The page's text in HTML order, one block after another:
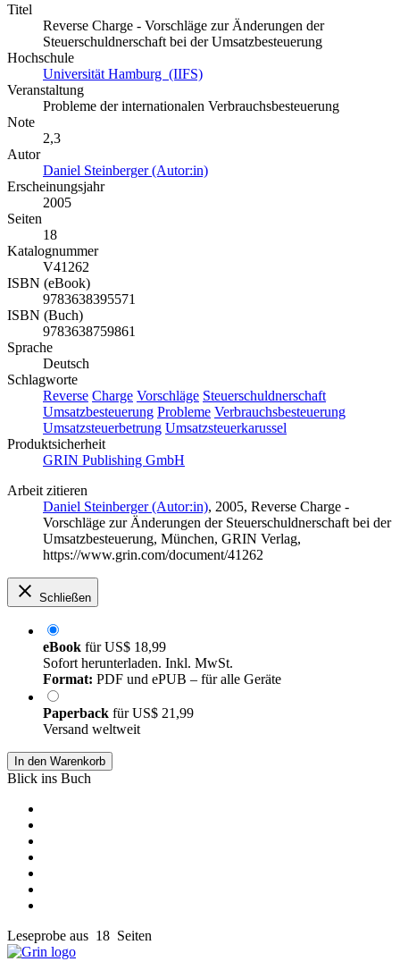
Titel
Reverse Charge - Vorschläge zur Änderungen der
Steuerschuldnerschaft bei der Umsatzbesteuerung
Hochschule
Universität Hamburg (IIFS)
Veranstaltung
Probleme der internationalen Verbrauchsbesteuerung
Note
2,3
Autor
Daniel Steinberger (Autor:in)
Erscheinungsjahr
2005
Seiten
18
Katalognummer
V41262
ISBN (eBook)
9783638395571
ISBN (Buch)
9783638759861
Sprache
Deutsch
Schlagworte
Reverse Charge Vorschläge Steuerschuldnerschaft
Umsatzbesteuerung Probleme Verbrauchsbesteuerung
Umsatzsteuerbetrung Umsatzsteuerkarussel
Produktsicherheit
GRIN Publishing GmbH
Arbeit zitieren
Daniel Steinberger (Autor:in), 2005, Reverse Charge -
Vorschläge zur Änderungen der Steuerschuldnerschaft bei der
Umsatzbesteuerung, München, GRIN Verlag,
https://www.grin.com/document/41262
Schließen
eBook fürUS$ 18,99
Sofort herunterladen. Inkl. MwSt.
Format: PDF und ePUB – für alle Geräte
Paperback fürUS$ 21,99
Versand weltweit
In den Warenkorb
Blick ins Buch
Leseprobe aus 18 Seiten